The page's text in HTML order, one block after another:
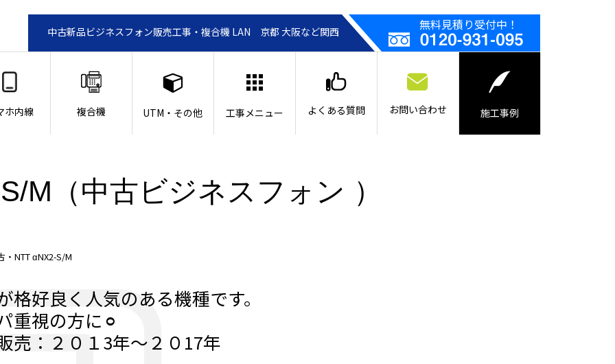
中古新品ビジネスフォン販売工事・複合機 LAN 京都 大阪など関西 無料見積り受付中！
ホ内線 複合機 UTM・その他 工事メニュー よくある質問 お問い合わせ 施工事例
M（中古ビジネスフォン ）
NTT αNX2-S/M
格好良く人気のある機種です。
重視の方に⚪︎
売：２０１3年～２０17年